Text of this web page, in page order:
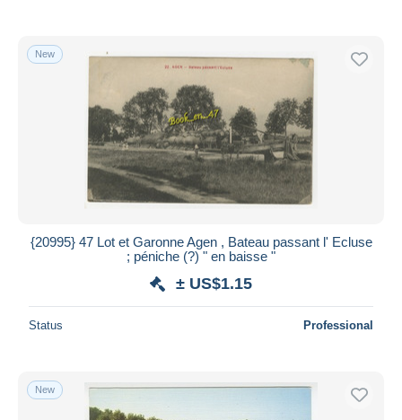
New
{20995} 47 Lot et Garonne Agen , Bateau passant l' Ecluse
; péniche (?) " en baisse "
± US$1.15
Status Professional
New